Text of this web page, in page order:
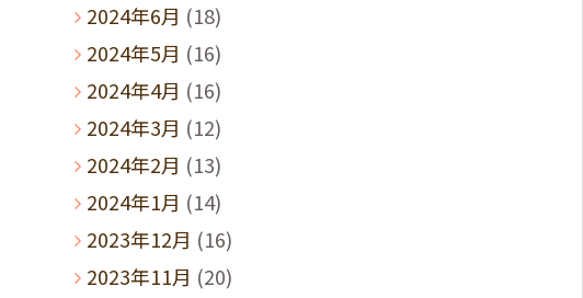
2024年6月 (18)
2024年5月 (16)
2024年4月 (16)
2024年3月 (12)
2024年2月 (13)
2024年1月 (14)
2023年12月 (16)
2023年11月 (20)